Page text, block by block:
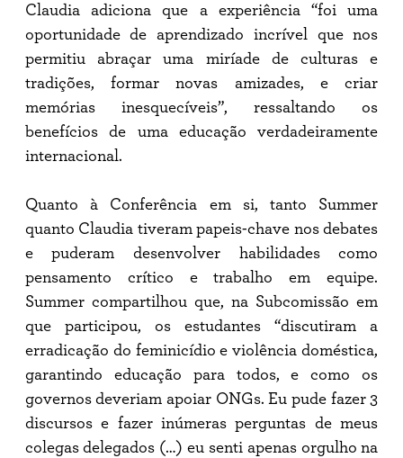
Claudia adiciona que a experiência “foi uma
oportunidade de aprendizado incrível que nos
permitiu abraçar uma miríade de culturas e
tradições, formar novas amizades, e criar
memórias inesquecíveis”, ressaltando os
benefícios de uma educação verdadeiramente
internacional.
Quanto à Conferência em si, tanto Summer
quanto Claudia tiveram papeis-chave nos debates
e puderam desenvolver habilidades como
pensamento crítico e trabalho em equipe.
Summer compartilhou que, na Subcomissão em
que participou, os estudantes “discutiram a
erradicação do feminicídio e violência doméstica,
garantindo educação para todos, e como os
governos deveriam apoiar ONGs. Eu pude fazer 3
discursos e fazer inúmeras perguntas de meus
colegas delegados (…) eu senti apenas orgulho na